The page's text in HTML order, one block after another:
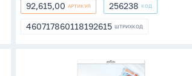
92,615,00
92,615,00 АРТИКУЛ 256238
256238 КОД
460717860118192615
460717860118192615 ШТРИХКОД